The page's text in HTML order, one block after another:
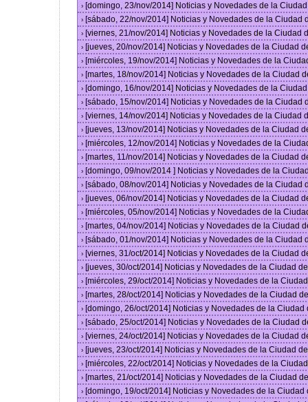
› [domingo, 23/nov/2014] Noticias y Novedades de la
› [sábado, 22/nov/2014] Noticias y Novedades de la Ciudad
› [viernes, 21/nov/2014] Noticias y Novedades de la Ciudad
› [jueves, 20/nov/2014] Noticias y Novedades de la Ciudad
› [miércoles, 19/nov/2014] Noticias y Novedades de la
› [martes, 18/nov/2014] Noticias y Novedades de la Ciudad
› [domingo, 16/nov/2014] Noticias y Novedades de la
› [sábado, 15/nov/2014] Noticias y Novedades de la Ciudad
› [viernes, 14/nov/2014] Noticias y Novedades de la Ciudad
› [jueves, 13/nov/2014] Noticias y Novedades de la Ciudad
› [miércoles, 12/nov/2014] Noticias y Novedades de la
› [martes, 11/nov/2014] Noticias y Novedades de la Ciudad
› [domingo, 09/nov/2014 ] Noticias y Novedades de la
› [sábado, 08/nov/2014] Noticias y Novedades de la Ciudad
› [jueves, 06/nov/2014] Noticias y Novedades de la Ciudad
› [miércoles, 05/nov/2014] Noticias y Novedades de la
› [martes, 04/nov/2014] Noticias y Novedades de la Ciudad
› [sábado, 01/nov/2014] Noticias y Novedades de la Ciudad
› [viernes, 31/oct/2014] Noticias y Novedades de la Ciudad
› [jueves, 30/oct/2014] Noticias y Novedades de la Ciudad
› [miércoles, 29/oct/2014] Noticias y Novedades de la
› [martes, 28/oct/2014] Noticias y Novedades de la Ciudad
› [domingo, 26/oct/2014] Noticias y Novedades de la
› [sábado, 25/oct/2014] Noticias y Novedades de la Ciudad
› [viernes, 24/oct/2014] Noticias y Novedades de la Ciudad
› [jueves, 23/oct/2014] Noticias y Novedades de la Ciudad
› [miércoles, 22/oct/2014] Noticias y Novedades de la
› [martes, 21/oct/2014] Noticias y Novedades de la Ciudad
› [domingo, 19/oct/2014] Noticias y Novedades de la